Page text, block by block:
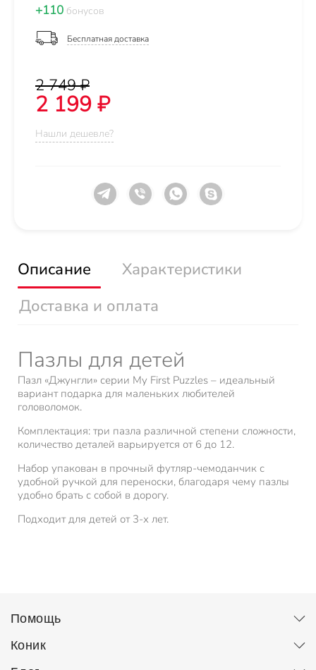
+110 бонусов
Бесплатная доставка
2 749 ₽
2 199 ₽
Нашли дешевле?
Описание
Характеристики
Доставка и оплата
Пазлы для детей
Пазл «Джунгли» серии My First Puzzles – идеальный
вариант подарка для маленьких любителей
головоломок.
Комплектация: три пазла различной степени сложности,
количество деталей варьируется от 6 до 12.
Набор упакован в прочный футляр-чемоданчик с
удобной ручкой для переноски, благодаря чему пазлы
удобно брать с собой в дорогу.
Подходит для детей от 3-х лет.
Помощь
Коник